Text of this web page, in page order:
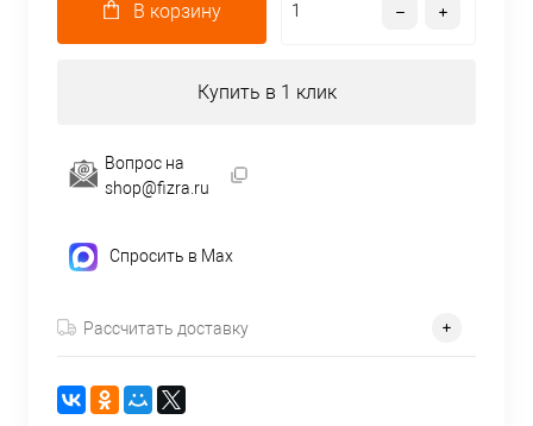
В корзину
Купить в 1 клик
Вопрос на
shop@fizra.ru
Спросить в Max
Рассчитать доставку